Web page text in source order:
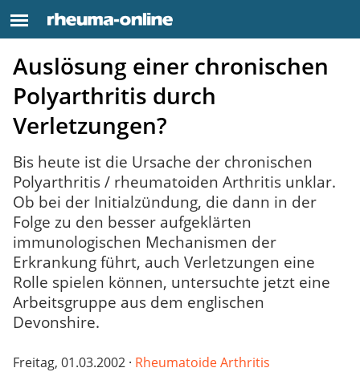
Auslösung einer chronischen
Polyarthritis durch
Verletzungen?
Bis heute ist die Ursache der chronischen
Polyarthritis / rheumatoiden Arthritis unklar.
Ob bei der Initialzündung, die dann in der
Folge zu den besser aufgeklärten
immunologischen Mechanismen der
Erkrankung führt, auch Verletzungen eine
Rolle spielen können, untersuchte jetzt eine
Arbeitsgruppe aus dem englischen
Devonshire.
Freitag, 01.03.2002 · Rheumatoide Arthritis